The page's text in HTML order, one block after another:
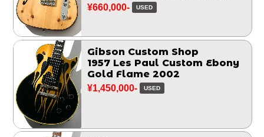
¥660,000- USED
Gibson Custom Shop
1957 Les Paul Custom Ebony
Gold Flame 2002
¥1,450,000- USED